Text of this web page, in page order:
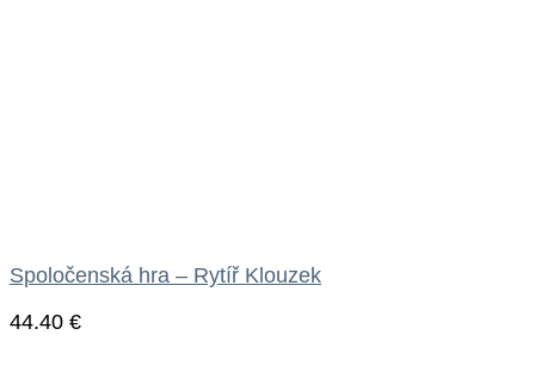
Spoločenská hra – Rytíř Klouzek
44.40 €